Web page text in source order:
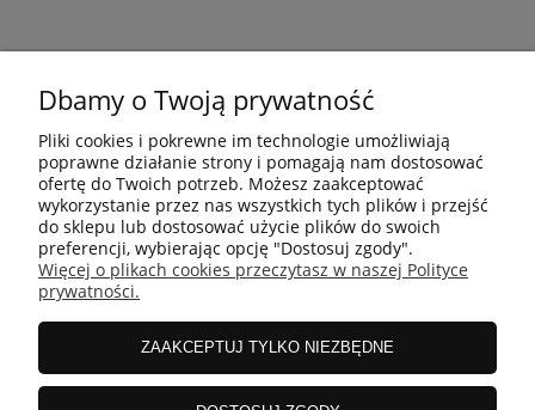
10 KROKÓW KOREAŃSKIEJ PIELĘGANCJI
INFORMACJE
ZAKUPY
MOJE KONTO
Dbamy o Twoją prywatność
Pliki cookies i pokrewne im technologie umożliwiają
poprawne działanie strony i pomagają nam dostosować
ofertę do Twoich potrzeb. Możesz zaakceptować
wykorzystanie przez nas wszystkich tych plików i przejść
do sklepu lub dostosować użycie plików do swoich
preferencji, wybierając opcję "Dostosuj zgody".
Więcej o plikach cookies przeczytasz w naszej Polityce
prywatności.
ZAAKCEPTUJ TYLKO NIEZBĘDNE